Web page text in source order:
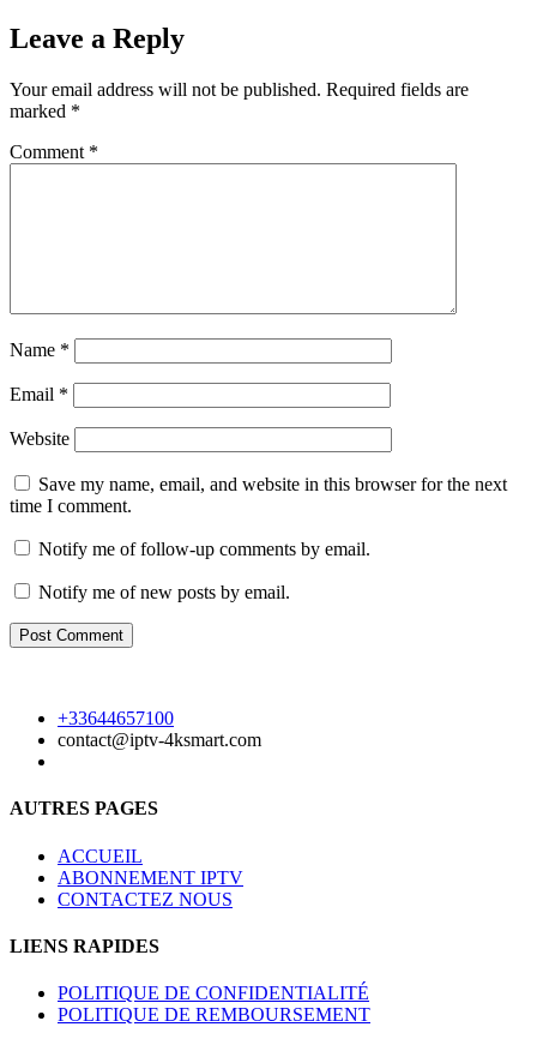
Leave a Reply
Your email address will not be published. Required fields are
marked *
Comment *
Name *
Email *
Website
Save my name, email, and website in this browser for the next
time I comment.
Notify me of follow-up comments by email.
Notify me of new posts by email.
+33644657100
contact@iptv-4ksmart.com
AUTRES PAGES
ACCUEIL
ABONNEMENT IPTV
CONTACTEZ NOUS
LIENS RAPIDES
POLITIQUE DE CONFIDENTIALITÉ
POLITIQUE DE REMBOURSEMENT